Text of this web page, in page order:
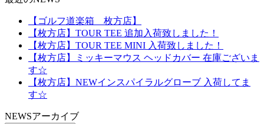
【ゴルフ道楽箱 枚方店】
【枚方店】TOUR TEE 追加入荷致しました！
【枚方店】TOUR TEE MINI 入荷致しました！
【枚方店】ミッキーマウス ヘッドカバー 在庫ございま
す☆
【枚方店】NEWインスパイラルグローブ 入荷してま
す☆
NEWSアーカイブ